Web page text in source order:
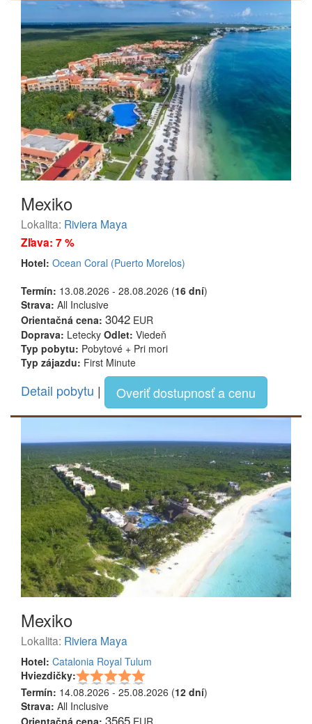
Mexiko
Lokalita: Riviera Maya
Zľava: 7 %
Hotel: Ocean Coral (Puerto Morelos)
Termín: 13.08.2026 - 28.08.2026 (16 dní)
Strava: All Inclusive
Orientačná cena: 3042 EUR
Doprava: Letecky Odlet: Viedeň
Typ pobytu: Pobytové + Pri mori
Typ zájazdu: First Minute
Detail pobytu | Overiť dostupnosť a cenu
Mexiko
Lokalita: Riviera Maya
Hotel: Catalonia Royal Tulum
Hviezdičky:
Termín: 14.08.2026 - 25.08.2026 (12 dní)
Strava: All Inclusive
Orientačná cena: 3565 EUR